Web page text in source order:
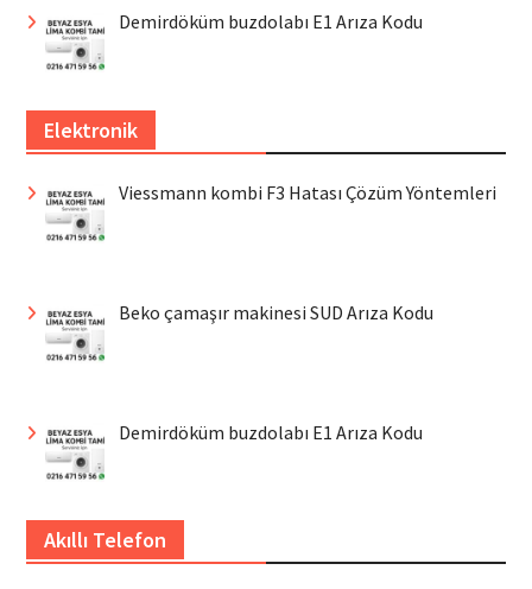
Demirdöküm buzdolabı E1 Arıza Kodu
Elektronik
Viessmann kombi F3 Hatası Çözüm Yöntemleri
Beko çamaşır makinesi SUD Arıza Kodu
Demirdöküm buzdolabı E1 Arıza Kodu
Akıllı Telefon